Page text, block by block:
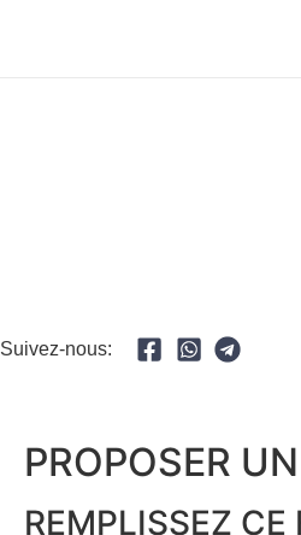
Suivez-nous:
PROPOSER
REMPLISSEZ